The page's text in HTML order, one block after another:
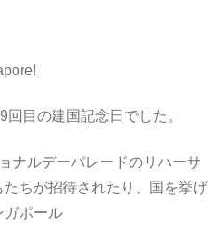
目の建国記念日でした。
ナルデーパレードのリハーサ
ちが招待されたり、国を挙げ
ガポール